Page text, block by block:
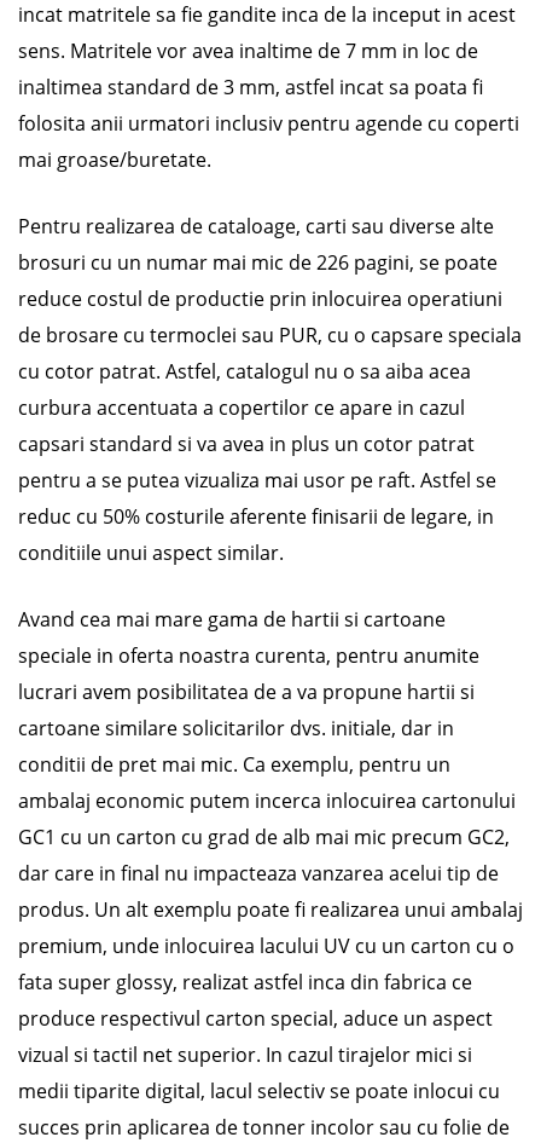
incat matritele sa fie gandite inca de la inceput in acest
sens. Matritele vor avea inaltime de 7 mm in loc de
inaltimea standard de 3 mm, astfel incat sa poata fi
folosita anii urmatori inclusiv pentru agende cu coperti
mai groase/buretate.
Pentru realizarea de cataloage, carti sau diverse alte
brosuri cu un numar mai mic de 226 pagini, se poate
reduce costul de productie prin inlocuirea operatiuni
de brosare cu termoclei sau PUR, cu o capsare speciala
cu cotor patrat. Astfel, catalogul nu o sa aiba acea
curbura accentuata a copertilor ce apare in cazul
capsari standard si va avea in plus un cotor patrat
pentru a se putea vizualiza mai usor pe raft. Astfel se
reduc cu 50% costurile aferente finisarii de legare, in
conditiile unui aspect similar.
Avand cea mai mare gama de hartii si cartoane
speciale in oferta noastra curenta, pentru anumite
lucrari avem posibilitatea de a va propune hartii si
cartoane similare solicitarilor dvs. initiale, dar in
conditii de pret mai mic. Ca exemplu, pentru un
ambalaj economic putem incerca inlocuirea cartonului
GC1 cu un carton cu grad de alb mai mic precum GC2,
dar care in final nu impacteaza vanzarea acelui tip de
produs. Un alt exemplu poate fi realizarea unui ambalaj
premium, unde inlocuirea lacului UV cu un carton cu o
fata super glossy, realizat astfel inca din fabrica ce
produce respectivul carton special, aduce un aspect
vizual si tactil net superior. In cazul tirajelor mici si
medii tiparite digital, lacul selectiv se poate inlocui cu
succes prin aplicarea de tonner incolor sau cu folie de